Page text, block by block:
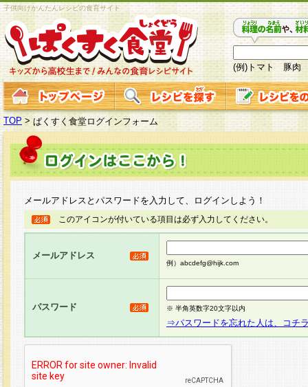
子供向けかんたんレシピの食育サイト
(例)トマト 豚肉
TOP > ぱくすく食堂ログインフォーム
メールアドレスとパスワードを入力して、ログインしよう！
このアイコンが付いている項目は必ず入力してください。
メールアドレス
例）abcdefg@hijk.com
パスワード ※ 半角英数字20文字以内
⇒パスワードを忘れた人は、コチ